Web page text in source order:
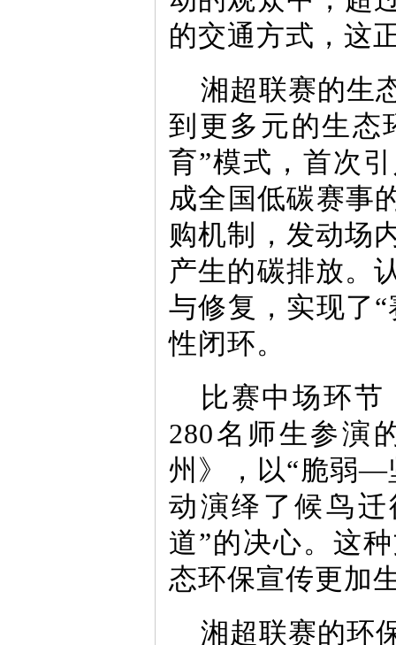
的交通方式，这
湘超联赛的生
到更多元的生态
育”模式，首次
成全国低碳赛事
购机制，发动场
产生的碳排放。
与修复，实现了
性闭环。
比赛中场环
280名师生参演
州》，以“脆弱
动演绎了候鸟
道”的决心。这
态环保宣传更加
湘超联赛的环